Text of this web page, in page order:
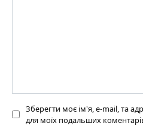
Зберегти моє ім'я, e-mail, та
для моїх подальших